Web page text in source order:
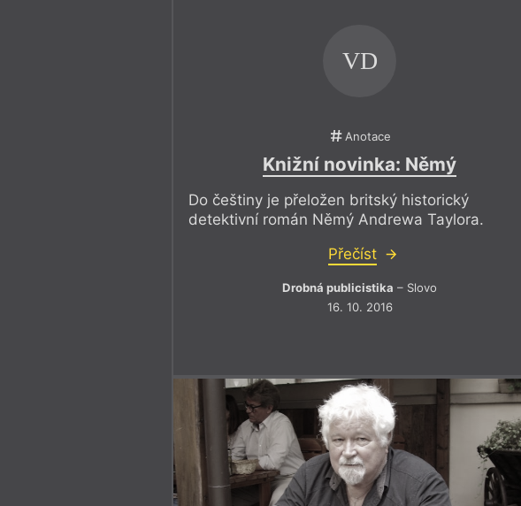
VD
Anotace
Knižní novinka: Němý
Do češtiny je přeložen britský historický
detektivní román Němý Andrewa Taylora.
Přečíst
Drobná publicistika – Slovo
16. 10. 2016